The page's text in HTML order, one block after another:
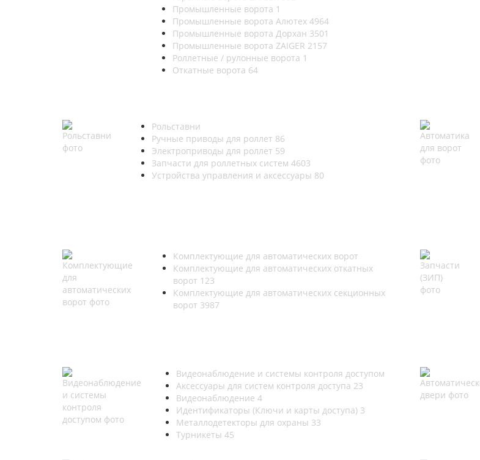
Промышленные ворота 1
Промышленные ворота Алютех 4964
Промышленные ворота Дорхан 3501
Промышленные ворота ZAIGER 2157
Роллетные / рулонные ворота 1
Откатные ворота 64
Рольставни
Ручные приводы для роллет 86
Электроприводы для роллет 59
Запчасти для роллетных систем 4603
Устройства управления и аксессуары 80
Комплектующие для автоматических ворот
Комплектующие для автоматических откатных
ворот 123
Комплектующие для автоматических секционных
ворот 3987
Видеонаблюдение и системы контроля доступом
Аксессуары для систем контроля доступа 23
Видеонаблюдение 4
Идентификаторы (Ключи и карты доступа) 3
Металлодетекторы для охраны 33
Турникеты 45